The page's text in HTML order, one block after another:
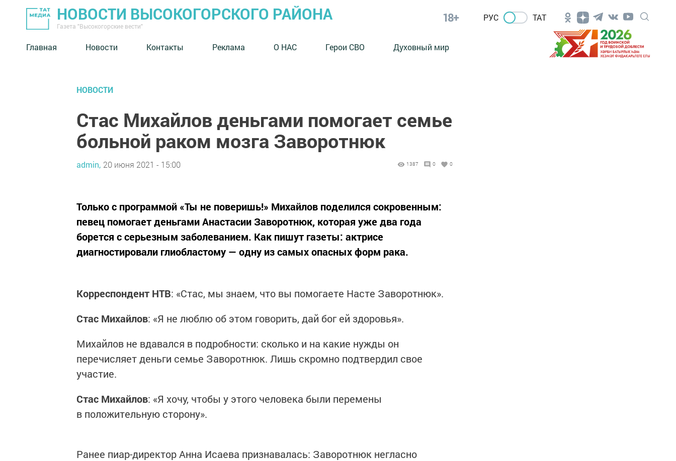
НОВОСТИ ВЫСОКОГОРСКОГО РАЙОНА
Газета "Высокогорские вести"
18+ РУС ТАТ
Главная Новости Контакты Реклама О НАС Герои СВО Духовный мир
НОВОСТИ
Стас Михайлов деньгами помогает семье
больной раком мозга Заворотнюк
admin, 20 июня 2021 - 15:00 1387 0 0
Только с программой «Ты не поверишь!» Михайлов поделился сокровенным:
певец помогает деньгами Анастасии Заворотнюк, которая уже два года
борется с серьезным заболеванием. Как пишут газеты: актрисе
диагностировали глиобластому — одну из самых опасных форм рака.
Корреспондент НТВ: «Стас, мы знаем, что вы помогаете Насте Заворотнюк».
Стас Михайлов: «Я не люблю об этом говорить, дай бог ей здоровья».
Михайлов не вдавался в подробности: сколько и на какие нужды он
перечисляет деньги семье Заворотнюк. Лишь скромно подтвердил свое
участие.
Стас Михайлов: «Я хочу, чтобы у этого человека были перемены
в положительную сторону».
Ранее пиар-директор Анна Исаева признавалась: Заворотнюк негласно